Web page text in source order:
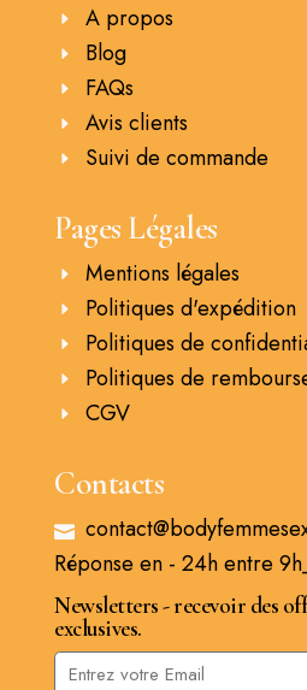
A propos
Blog
FAQs
Avis clients
Suivi de commande
Pages Légales
Mentions légales
Politiques d'expédition
Politiques de
Politiques de
CGV
Contacts
Réponse en - 24h entre
Newsletters - recevoir des
exclusives.